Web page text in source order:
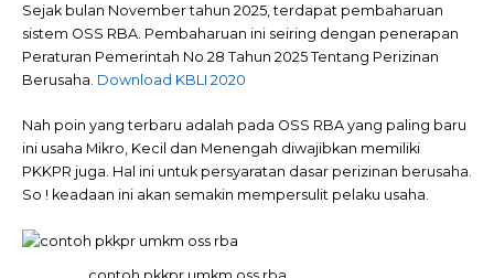
Sejak bulan November tahun 2025, terdapat pembaharuan
sistem OSS RBA. Pembaharuan ini seiring dengan penerapan
Peraturan Pemerintah No 28 Tahun 2025 Tentang Perizinan
Berusaha. Download KBLI 2020
Nah poin yang terbaru adalah pada OSS RBA yang paling baru
ini usaha Mikro, Kecil dan Menengah diwajibkan memiliki
PKKPR juga. Hal ini untuk persyaratan dasar perizinan berusaha.
So ! keadaan ini akan semakin mempersulit pelaku usaha.